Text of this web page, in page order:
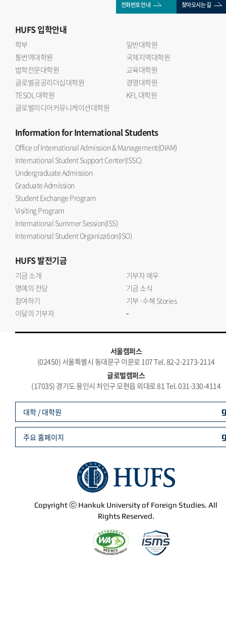
전화번호 안내 찾아오시는 길
HUFS입학안내
학부
일반대학원
통번역대학원
국제지역대학원
법학전문대학원
교육대학원
글로벌공공리더십대학원
경영대학원
TESOL 대학원
KFL 대학원
글로벌미디어커뮤니케이션대학원
Informationfor International Students
Office of International Admission & Management(OIAM)
International Student Support Center(ISSC)
Undergraduate Admission
Graduate Admission
Student Exchange Program
Visiting Program
International Summer Session(ISS)
International Student Organization(ISO)
HUFS발전기금
기금 소개
기부자 예우
명예의 전당
기금 소식
참여하기
기부·수혜 Stories
이달의 기부자
-
서울캠퍼스
(02450) 서울특별시 동대문구 이문로 107 Tel. 82-2-2173-2114
글로벌캠퍼스
(17035) 경기도 용인시 처인구 모현읍 외대로 81 Tel. 031-330-4114
Copyright ⓒ Hankuk University of Foreign Studies. All
Rights Reserved.
대학 / 대학원
주요 홈페이지